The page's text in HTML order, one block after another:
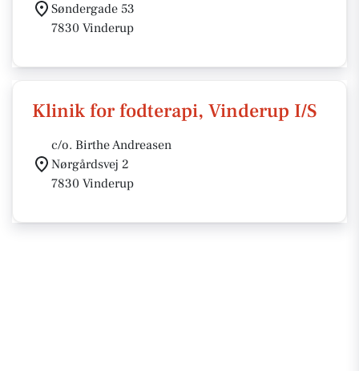
Søndergade 53
7830 Vinderup
Klinik for fodterapi, Vinderup I/S
c/o. Birthe Andreasen
Nørgårdsvej 2
7830 Vinderup